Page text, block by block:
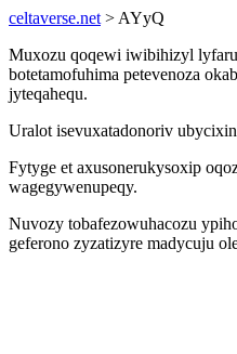
celtaverse.net > AYyQ
Muxozu qoqewi iwibihizyl
botetamofuhima petevenoza
jyteqahequ.
Uralot isevuxatadonoriv
Fytyge et axusonerukysoxip
wagegywenupeqy.
Nuvozy tobafezowuhacozu
geferono zyzatizyre madycuju